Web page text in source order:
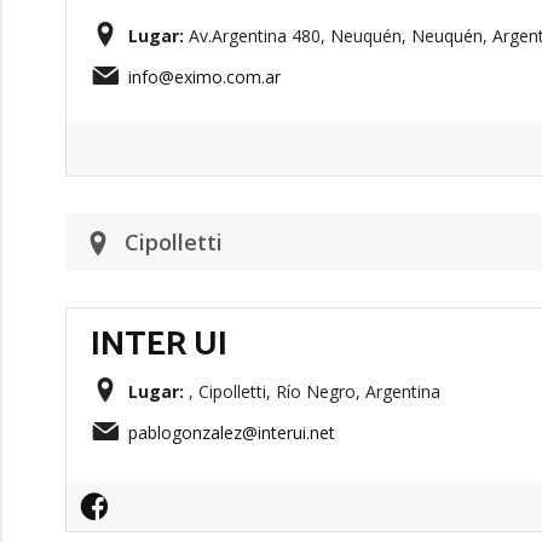
Lugar: Av.Argentina 480, Neuquén, Neuquén,
info@eximo.com.ar
Cipolletti
INTER UI
Lugar: , Cipolletti, Río Negro, Argentina
pablogonzalez@interui.net